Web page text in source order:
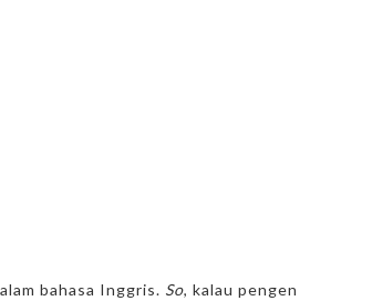
bahasa Inggris. So, kalau pengen